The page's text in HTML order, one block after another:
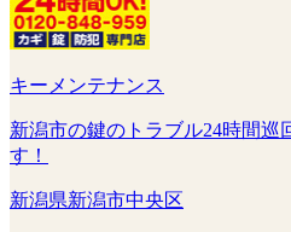
キーメンテナンス
新潟市の鍵のトラブル24時間巡
す！
新潟県新潟市中央区